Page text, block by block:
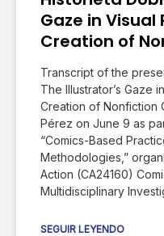
Gaze in
Creation of
Transcript of the
The Illustrator’s Gaze
Creation of Nonfiction
Pérez on June 9 as
“Comics-Based
Methodologies,”
Action (CA24160)
Multidisciplinary
SEGUIR LEYENDO